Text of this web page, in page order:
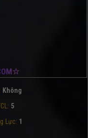
Không
5
Lực: 1